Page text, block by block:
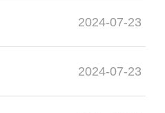
2024-07-23
2024-07-23